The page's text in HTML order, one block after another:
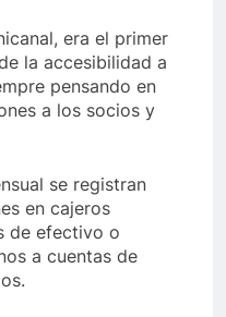
era el primer
la accesibilidad a
pensando en
a los socios y
se registran
en cajeros
de efectivo o
a cuentas de